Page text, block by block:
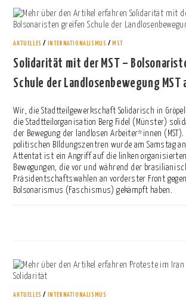
AKTUELLES / INTERNATIONALISMUS / MST
Solidarität mit der MST –
Schule der Landlosenbewegung MST
Wir, die Stadtteilgewerkschaft Solidarisch in
die Stadtteilorganisation Berg Fidel (Münster)
der Bewegung der landlosen Arbeiter*innen
politischen BIldungszentren wurde am Samstag
Attentat ist ein Angriff auf die linken
Bewegungen, die vor und während der
Präsidentschaftswahlen an vorderster Front
Bolsonarismus (Faschismus) gekämpft haben.
AKTUELLES / INTERNATIONALISMUS